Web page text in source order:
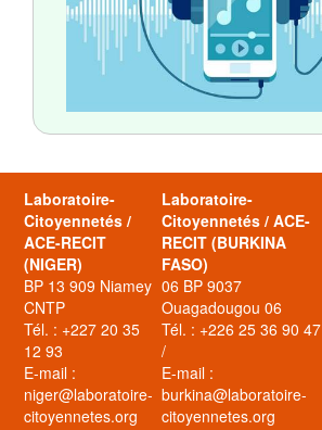
Laboratoire-
Citoyennetés /
ACE-RECIT
(NIGER)
BP 13 909 Niamey
CNTP
Tél. : +227 20 35
12 93
E-mail :
niger@laboratoire-
citoyennetes.org
Laboratoire-
Citoyennetés / ACE-
RECIT (BURKINA
FASO)
06 BP 9037
Ouagadougou 06
Tél. : +226 25 36 90 47
/
E-mail :
burkina@laboratoire-
citoyennetes.org